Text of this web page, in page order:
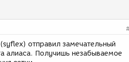
отправил замечательный
алиаса. Получишь незабываемое